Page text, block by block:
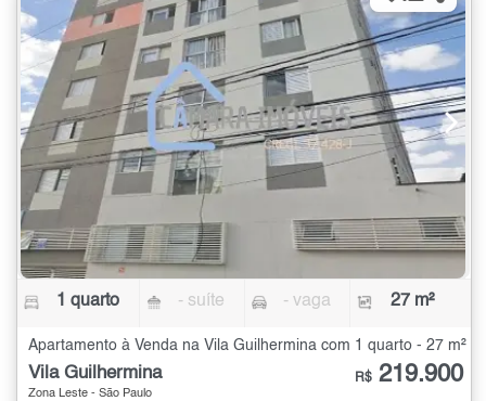
1 quarto - suíte - vaga 27 m²
Apartamento à Venda na Vila Guilhermina com 1 quarto - 27 m²
Vila Guilhermina
Zona Leste - São Paulo
R$ 219.900